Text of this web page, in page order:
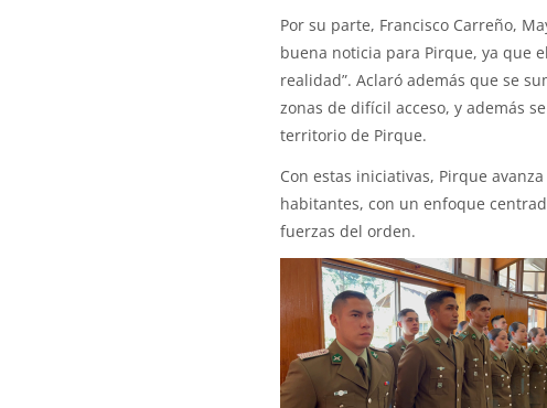
Por su parte, Francisco Carreño,
buena noticia para Pirque, ya que
realidad”. Aclaró además que se
zonas de difícil acceso, y además
territorio de Pirque.
Con estas iniciativas, Pirque
habitantes, con un enfoque
fuerzas del orden.